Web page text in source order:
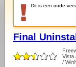
Dit is een oude
Final
Vista
/